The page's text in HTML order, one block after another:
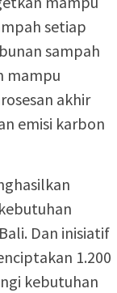
setiap
sampah
mampu
akhir
emisi karbon
Dan inisiatif
1.200
kebutuhan